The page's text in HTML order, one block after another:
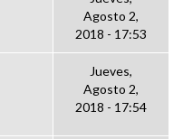
Agosto 2,
2018 - 17:53
Jueves,
Agosto 2,
2018 - 17:54